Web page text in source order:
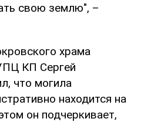
свою землю", –
храма
КП Сергей
что могила
находится на
он подчеркивает,